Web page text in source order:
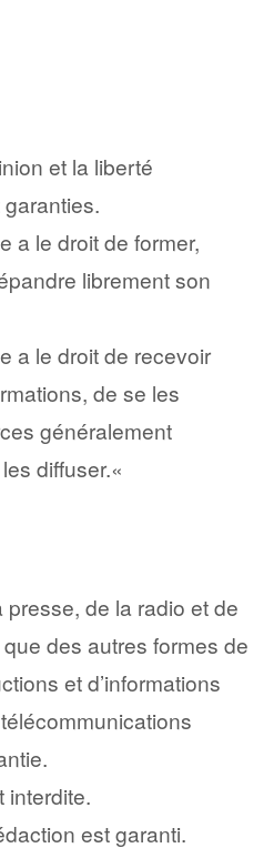
et la liberté
garanties.
a le droit de former,
librement son
a le droit de recevoir
de se les
généralement
diffuser.«
presse, de la radio et de
des autres formes de
et d’informations
interdite.
est garanti.